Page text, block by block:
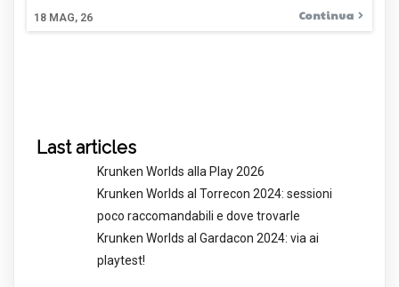
18 MAG, 26
Continua
Last articles
Krunken Worlds alla Play 2026
Krunken Worlds al Torrecon 2024: sessioni
poco raccomandabili e dove trovarle
Krunken Worlds al Gardacon 2024: via ai
playtest!